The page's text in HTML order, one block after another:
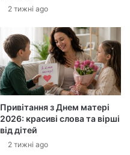
2 тижні ago
Привітання з Днем матері
2026: красиві слова та вірші
від дітей
2 тижні ago